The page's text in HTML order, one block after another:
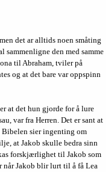
det ar alltids noen småting
sammenligne den med samme
til Abraham, tviler på
og at det bare var oppspinn
at det hun gjorde for å lure
var fra Herren. Det er sant at
Bibelen sier ingenting om
at Jakob skulle bedra sinn
forskjærlighet til Jakob som
når Jakob blir lurt til å få Lea